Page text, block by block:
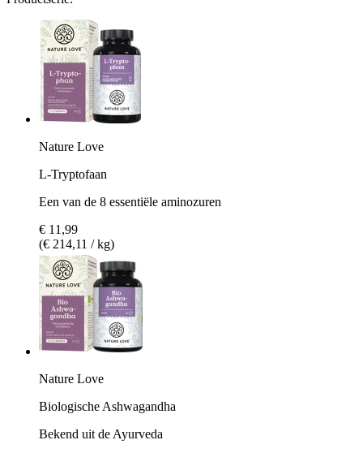
Nature Love
L-Tryptofaan
Een van de 8 essentiële aminozuren
€ 11,99
(€ 214,11 / kg)
Nature Love
Biologische Ashwagandha
Bekend uit de Ayurveda